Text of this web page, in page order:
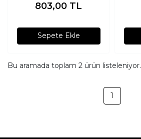
803,00 TL
Sepete Ekle
Bu aramada toplam 2 ürün listeleniyor.
1